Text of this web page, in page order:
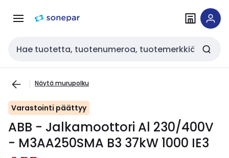
navigointiinsisältöön
Haku
Näytä murupolku
Varastointi päättyy
ABB - Jalkamoottori Al 230/400V
- M3AA250SMA B3 37kW 1000 IE3